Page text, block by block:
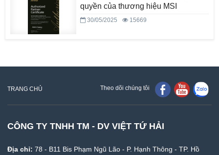
quyền của thương hiệu MSI
30/05/2025 15669
TRANG CHỦ Theo dõi chúng tôi
CÔNG TY TNHH TM - DV VIỆT TỨ HẢI
Địa chỉ: 78 - B11 Bis Phạm Ngũ Lão - P. Hạnh Thông - TP. Hồ